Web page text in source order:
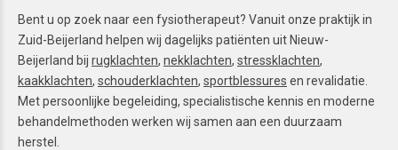
Bent u op zoek naar een fysiotherapeut? Vanuit onze praktijk in
Zuid-Beijerland helpen wij dagelijks patiënten uit Nieuw-
Beijerland bij rugklachten, nekklachten, stressklachten,
kaakklachten, schouderklachten, sportblessures en revalidatie.
Met persoonlijke begeleiding, specialistische kennis en moderne
behandelmethoden werken wij samen aan een duurzaam
herstel.